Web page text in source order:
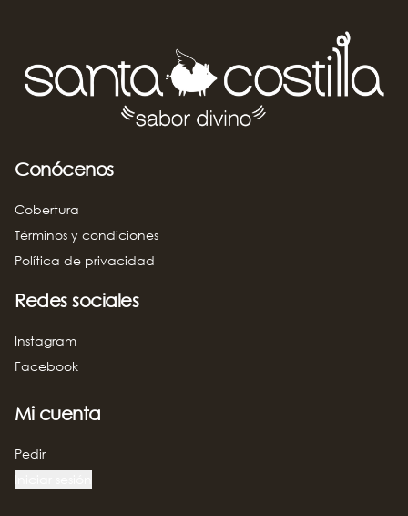
Conócenos
Cobertura
Términos y condiciones
Política de privacidad
Redes sociales
Instagram
Facebook
Mi cuenta
Pedir